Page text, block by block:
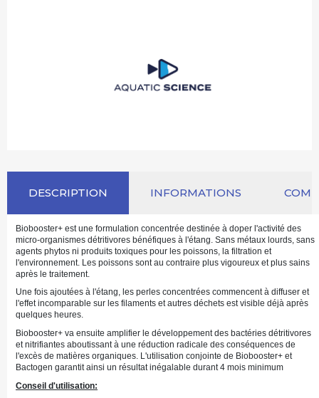
DESCRIPTION INFORMATIONS
Biobooster+ est une formulation concentrée destinée à doper l'activité des
micro-organismes détritivores bénéfiques à l'étang. Sans métaux lourds, sans
agents phytos ni produits toxiques pour les poissons, la filtration et
l'environnement. Les poissons sont au contraire plus vigoureux et plus sains
après le traitement.
Une fois ajoutées à l'étang, les perles concentrées commencent à diffuser et
l'effet incomparable sur les filaments et autres déchets est visible déjà après
quelques heures.
Biobooster+ va ensuite amplifier le développement des bactéries détritivores
et nitrifiantes aboutissant à une réduction radicale des conséquences de
l'excès de matières organiques. L'utilisation conjointe de Biobooster+ et
Bactogen garantit ainsi un résultat inégalable durant 4 mois minimum
Conseil d'utilisation: